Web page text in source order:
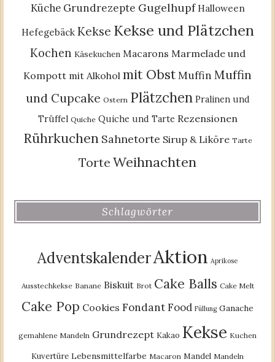
Küche Grundrezepte Gugelhupf Halloween
Hefegebäck Kekse Kekse und Plätzchen
Kochen Käsekuchen Macarons Marmelade und
Kompott mit Alkohol mit ObstMuffin Muffin
und Cupcake Ostern Plätzchen Pralinen und
Trüffel Quiche Quiche und Tarte Rezensionen
Rührkuchen Sahnetorte Sirup & Liköre Tarte
Torte Weihnachten
Schlagwörter
AdventskalenderAktion Aprikose
Ausstechkekse Banane Biskuit Brot Cake Balls Cake Melt
Cake Pop Cookies Fondant Food Füllung Ganache
gemahlene Mandeln Grundrezept Kakao Kekse Kuchen
Kuvertüre Lebensmittelfarbe Macaron Mandel Mandeln